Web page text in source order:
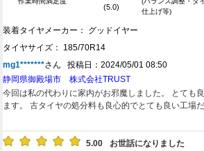
(5.0)
仕上げ等)
装着タイヤメーカー： グッドイヤー
タイヤサイズ： 185/70R14
mg1*******さん 投稿日：2024/05/01 08:50
静岡県御殿場市 株式会社TRUST
今回は私の代わりに家内がお邪魔しました。 とても
ます。 古タイヤの処分料も良心的でとても良い工場だ
5.00 お世話になりました